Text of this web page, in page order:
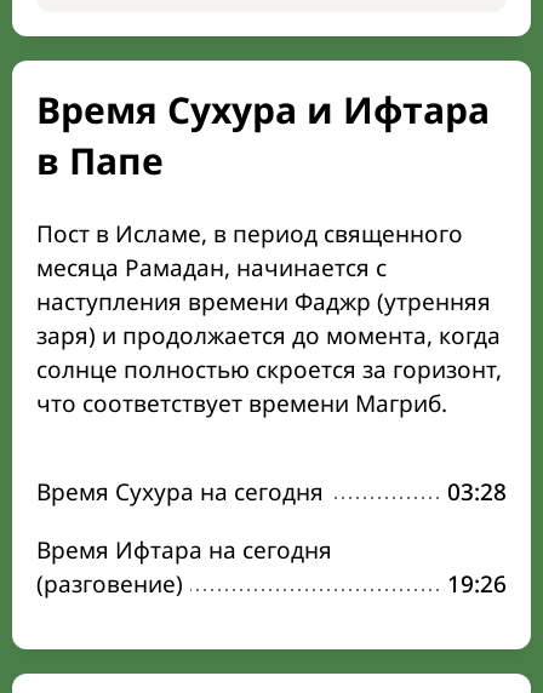
Время Сухура и Ифтара
в Папе
Пост в Исламе, в период священного
месяца Рамадан, начинается с
наступления времени Фаджр (утренняя
заря) и продолжается до момента, когда
солнце полностью скроется за горизонт,
что соответствует времени Магриб.
Время Сухура на сегодня
03:28
Время Ифтара на сегодня
(разговение)
19:26